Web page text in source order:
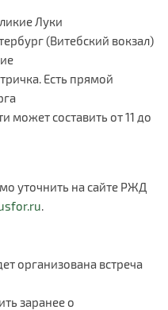
Луки
(Витебский вокзал)
Есть прямой
может составить от 11 до
уточнить на сайте РЖД
.
организована встреча
заранее о